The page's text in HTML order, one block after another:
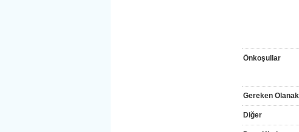
Önkoşullar
Gereken
Diğer